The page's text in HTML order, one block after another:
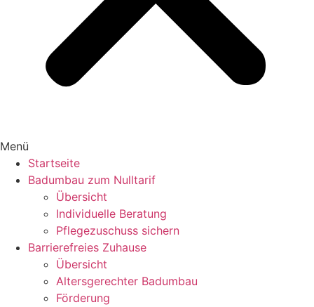
Menü
Startseite
Badumbau zum Nulltarif
Übersicht
Individuelle Beratung
Pflegezuschuss sichern
Barrierefreies Zuhause
Übersicht
Altersgerechter Badumbau
Förderung